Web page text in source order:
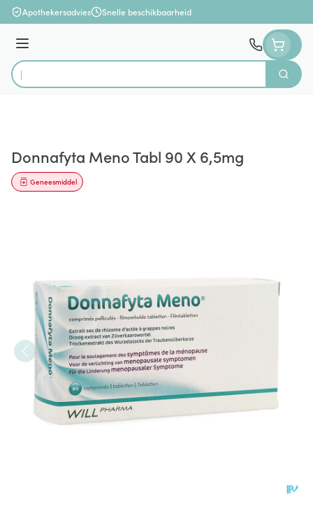
Ga naar de inhoud
Apothekersadvies Snelle beschikbaarheid
Menu
Product, merk, categorie...
Zoek
Donnafyta Meno Tabl 90 X 6,5mg
Geneesmiddel